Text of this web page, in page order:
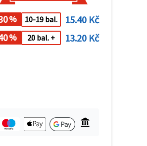
% 10-19 bal.
15.40 Kč
% 20 bal. + 13.20 Kč